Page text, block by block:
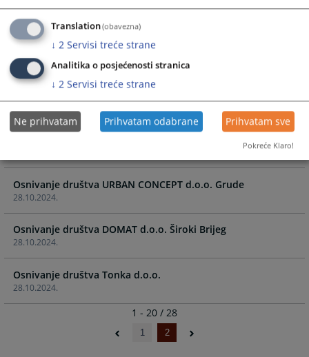
28.10.2024.
28.10.2024.
Osnivanje društva KREO d.o.o. Ljubuški
28.10.2024.
Osnivanje društva URBAN CONCEPT d.o.o. Grude
28.10.2024.
Osnivanje društva DOMAT d.o.o. Široki Brijeg
28.10.2024.
Osnivanje društva Tonka d.o.o.
1 - 20 / 28
1 2
Translation(obavezna)
↓ 2 Servisi treće strane
Analitika o posjećenosti stranica
↓ 2 Servisi treće strane
Ne prihvatam Prihvatam odabrane Prihvatam sve
Pokreće Klaro!